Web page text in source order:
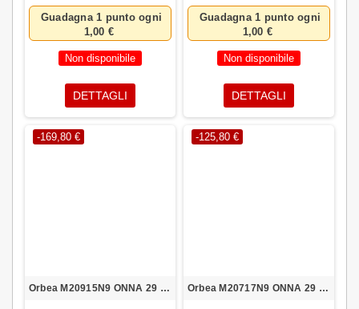
Guadagna 1 punto ogni
1,00 €
Non disponibile
DETTAGLI
Guadagna 1 punto ogni
1,00 €
Non disponibile
DETTAGLI
-169,80 €
Orbea M20915N9 ONNA 29 30 S NEG-PLA
-125,80 €
Orbea M20717N9 ONNA 29 50 M NEG-PLA